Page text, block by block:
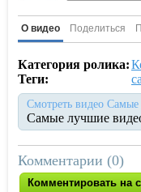
О видео Поделиться
Категория ролика:
Теги:
Смотреть видео
Самые лучшие
Комментарии (0)
Комментировать на